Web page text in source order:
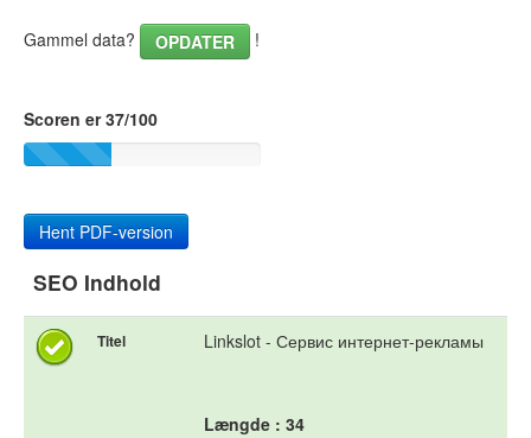
Gammel data? OPDATER !
Scoren er 37/100
Hent PDF-version
SEO Indhold
Titel Linkslot - Сервис интернет-рекламы
Længde : 34